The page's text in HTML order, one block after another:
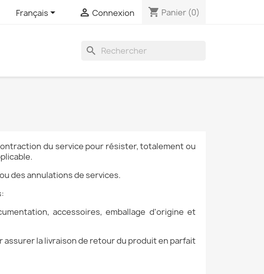
Français  Connexion shopping_cart Panier (0)
search
du service pour résister, totalement ou
des annulations de services.
accessoires, emballage d'origine et
la livraison de retour du produit en parfait